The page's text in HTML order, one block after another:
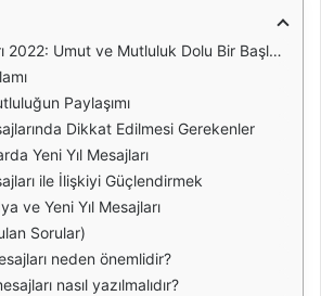
2022: Umut ve Mutluluk Dolu Bir Başlangıç
Paylaşımı
Dikkat Edilmesi Gerekenler
Yeni Yıl Mesajları
ile İlişkiyi Güçlendirmek
ve Yeni Yıl Mesajları
Sorular)
neden önemlidir?
nasıl yazılmalıdır?